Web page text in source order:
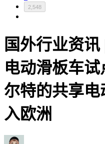
2,548
国外行业资
电动滑板车
尔特的共享
入欧洲